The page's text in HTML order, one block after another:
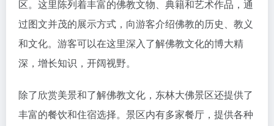
区。这里陈列着丰富的佛教文物、典籍和艺术作品，通
过图文并茂的展示方式，向游客介绍佛教的历史、教义
和文化。游客可以在这里深入了解佛教文化的博大精
深，增长知识，开阔视野。
除了欣赏美景和了解佛教文化，东林大佛景区还提供了
丰富的餐饮和住宿选择。景区内有多家餐厅，提供各种